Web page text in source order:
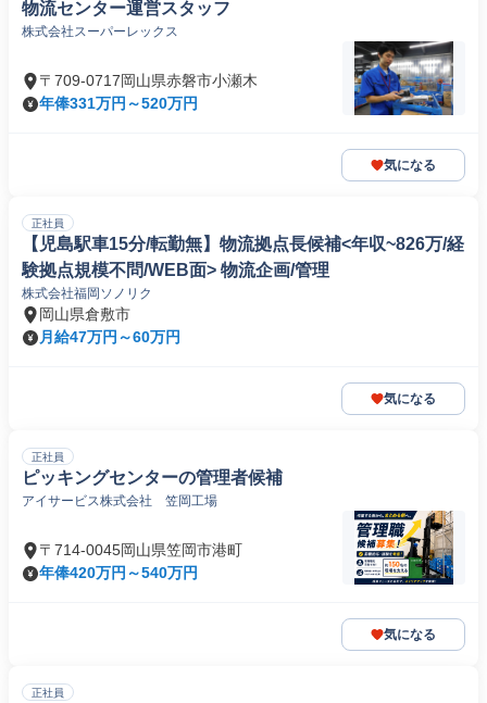
物流センター運営スタッフ
株式会社スーパーレックス
〒709-0717岡山県赤磐市小瀬木
年俸331万円～520万円
気になる
正社員
【児島駅車15分/転勤無】物流拠点長候補<年収~826万/経
験拠点規模不問/WEB面> 物流企画/管理
株式会社福岡ソノリク
岡山県倉敷市
月給47万円～60万円
気になる
正社員
ピッキングセンターの管理者候補
アイサービス株式会社 笠岡工場
〒714-0045岡山県笠岡市港町
年俸420万円～540万円
気になる
正社員